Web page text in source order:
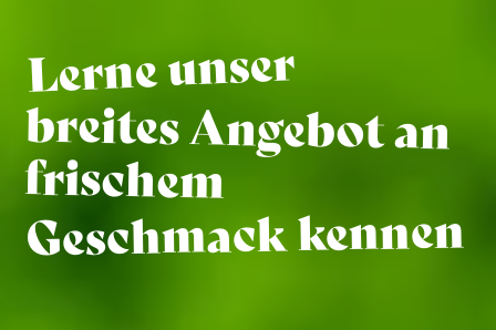
Lerne unser
breites Angebot an
frischem
Geschmack kennen